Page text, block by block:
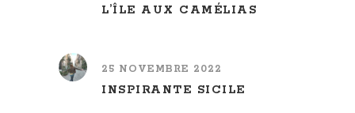
L’ÎLE AUX CAMÉLIAS
25 NOVEMBRE 2022
INSPIRANTE SICILE